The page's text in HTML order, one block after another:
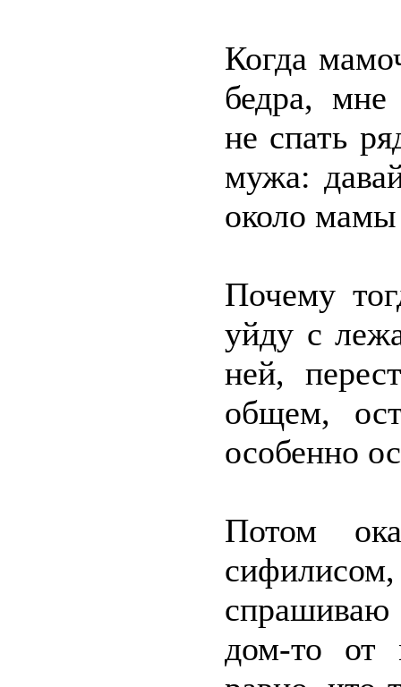
Когда
бедра, мне
не спать
мужа:
около мамы
Почему
уйду с
ней,
общем,
особенно
Потом
спрашиваю
дом-то от